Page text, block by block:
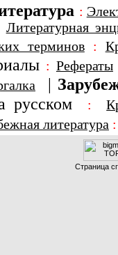
:
Литературная
терминов:
: Рефераты
|
русском :
литература
Страница